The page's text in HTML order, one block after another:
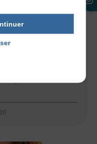
CHOISIR EN CAS